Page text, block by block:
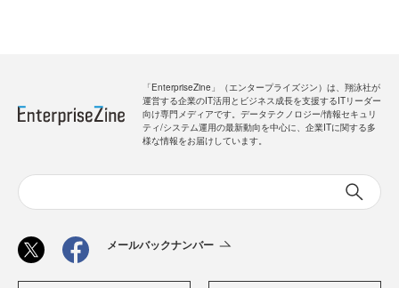
「EnterpriseZine」（エンタープライズジン）は、翔泳社が
運営する企業のIT活用とビジネス成長を支援するITリーダー
向け専門メディアです。データテクノロジー/情報セキュリ
ティ/システム運用の最新動向を中心に、企業ITに関する多
様な情報をお届けしています。
メールバックナンバー